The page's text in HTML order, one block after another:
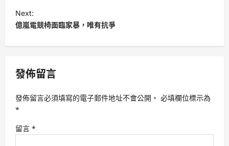
s
t
v
g
t
Next:
億嵐電競椅面臨家暴，唯有抗爭
發佈留言
發佈留言必須填寫的電子郵件地址不會公開。 必填欄位標示為
*
留言 *